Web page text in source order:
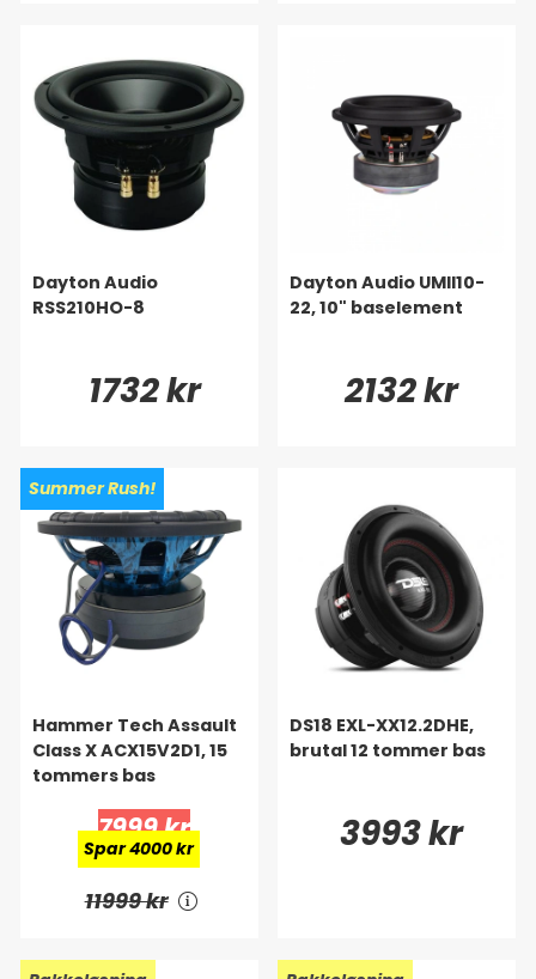
Dayton Audio
RSS210HO-8
1732 kr
Dayton Audio UMII10-
22, 10" baselement
2132 kr
Summer Rush!
Hammer Tech Assault
Class X ACX15V2D1, 15
tommers bas
7999 kr
Spar 4000 kr
11999 kr
DS18 EXL-XX12.2DHE,
brutal 12 tommer bas
3993 kr